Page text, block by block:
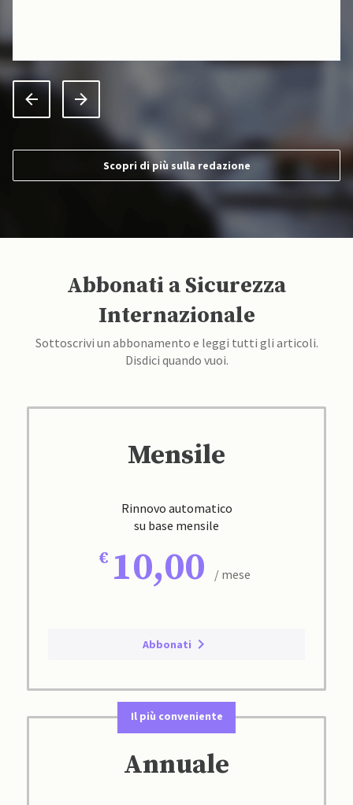
Scopri di più sulla redazione
Abbonati a Sicurezza
Internazionale
Sottoscrivi un abbonamento e leggi tutti gli articoli.
Disdici quando vuoi.
Mensile
Rinnovo automatico
su base mensile
10,00 / mese
Abbonati
Il più conveniente
Annuale